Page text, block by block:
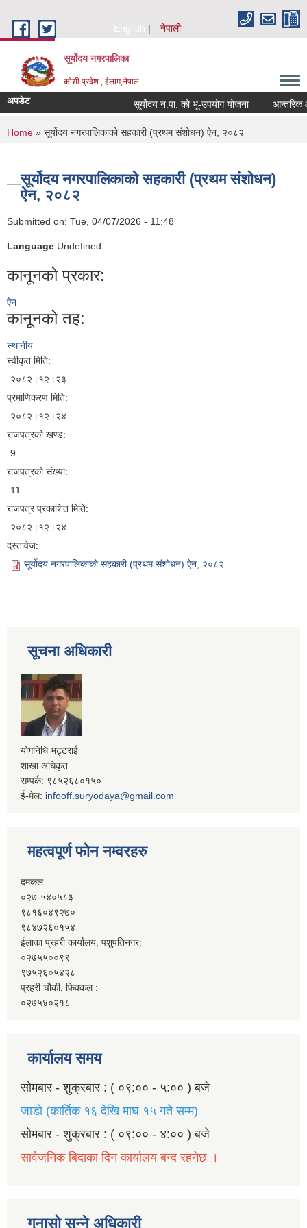
English
नेपाली
सूर्याेदय नगरपालिका
कोशी प्रदेश , ईलाम,नेपाल
अपडेट सूर्योदय न.पा. को भू-उपयोग योजना आन्तरिक
You are here
Home » सूर्योदय नगरपालिकाको सहकारी (प्रथम संशोधन) ऐन, २०८२
सूर्योदय नगरपालिकाको सहकारी (प्रथम संशोधन)
ऐन, २०८२
Submitted on: Tue, 04/07/2026 - 11:48
Language Undefined
कानूनको प्रकार:
ऐन
कानूनको तह:
स्थानीय
स्वीकृत मिति:
२०८२।१२।२३
प्रमाणिकरण मिति:
२०८२।१२।२४
राजपत्रको खण्ड:
9
राजपत्रको संख्या:
11
राजपत्र प्रकाशित मिति:
२०८२।१२।२४
दस्तावेज:
सूर्योदय नगरपालिकाको सहकारी (प्रथम संशोधन) ऐन, २०८२
सूचना अधिकारी
योगनिधि भट्टराई
शाखा अधिकृत
सम्पर्क: ९८५२६८०१५०
ई-मेल: infooff.suryodaya@gmail.com
महत्वपूर्ण फोन नम्वरहरु
दमकल:
०२७-५४०५८३
९८१६०४९२७०
९८४७२६०१५४
ईलाका प्रहरी कार्यालय, पशुपतिनगर:
०२७५५००९९
९७५२६०५४२८
प्रहरी चौकी, फिक्कल :
०२७५४०२१८
कार्यालय समय
सोमबार - शुक्रबार : ( ०९:०० - ५:०० ) बजे
जाडो (कार्तिक १६ देखि माघ १५ गते सम्म)
सोमबार - शुक्रबार : ( ०९:०० - ४:०० ) बजे
सार्वजनिक बिदाका दिन कार्यालय बन्द रहनेछ ।
गुनासो सुन्ने अधिकारी